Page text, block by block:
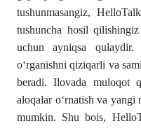
tushunmasangiz,
tushuncha hosil
uchun ayniqsa qulaydir.
o‘rganishni qiziqarli va
beradi. Ilovada muloqot
aloqalar o‘rnatish va
mumkin. Shu bois,